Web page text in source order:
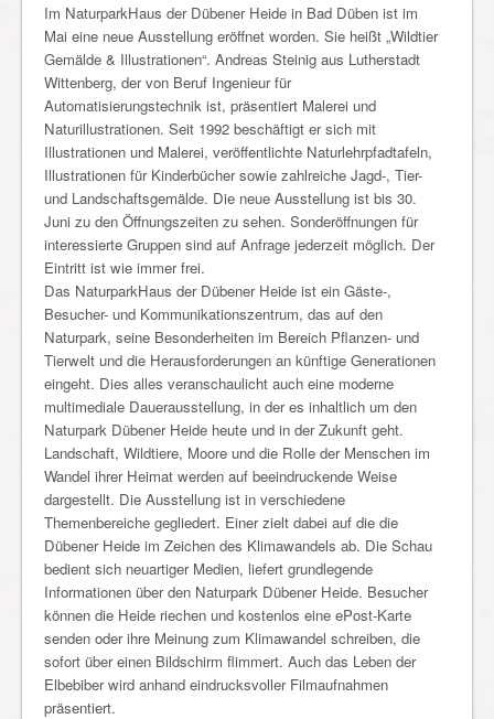
Im NaturparkHaus der Dübener Heide in Bad Düben ist im
Mai eine neue Ausstellung eröffnet worden. Sie heißt „Wildtier
Gemälde & Illustrationen“. Andreas Steinig aus Lutherstadt
Wittenberg, der von Beruf Ingenieur für
Automatisierungstechnik ist, präsentiert Malerei und
Naturillustrationen. Seit 1992 beschäftigt er sich mit
Illustrationen und Malerei, veröffentlichte Naturlehrpfadtafeln,
Illustrationen für Kinderbücher sowie zahlreiche Jagd-, Tier-
und Landschaftsgemälde. Die neue Ausstellung ist bis 30.
Juni zu den Öffnungszeiten zu sehen. Sonderöffnungen für
interessierte Gruppen sind auf Anfrage jederzeit möglich. Der
Eintritt ist wie immer frei.
Das NaturparkHaus der Dübener Heide ist ein Gäste-,
Besucher- und Kommunikationszentrum, das auf den
Naturpark, seine Besonderheiten im Bereich Pflanzen- und
Tierwelt und die Herausforderungen an künftige Generationen
eingeht. Dies alles veranschaulicht auch eine moderne
multimediale Dauerausstellung, in der es inhaltlich um den
Naturpark Dübener Heide heute und in der Zukunft geht.
Landschaft, Wildtiere, Moore und die Rolle der Menschen im
Wandel ihrer Heimat werden auf beeindruckende Weise
dargestellt. Die Ausstellung ist in verschiedene
Themenbereiche gegliedert. Einer zielt dabei auf die die
Dübener Heide im Zeichen des Klimawandels ab. Die Schau
bedient sich neuartiger Medien, liefert grundlegende
Informationen über den Naturpark Dübener Heide. Besucher
können die Heide riechen und kostenlos eine ePost-Karte
senden oder ihre Meinung zum Klimawandel schreiben, die
sofort über einen Bildschirm flimmert. Auch das Leben der
Elbebiber wird anhand eindrucksvoller Filmaufnahmen
präsentiert.